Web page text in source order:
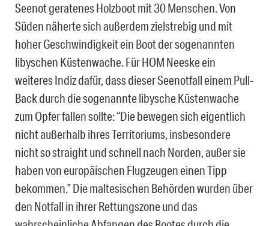
Seenot geratenes Holzboot mit 30 Menschen. Von
Süden näherte sich außerdem zielstrebig und mit
hoher Geschwindigkeit ein Boot der sogenannten
libyschen Küstenwache. Für HOM Neeske ein
weiteres Indiz dafür, dass dieser Seenotfall einem Pull-
Back durch die sogenannte libysche Küstenwache
zum Opfer fallen sollte: “Die bewegen sich eigentlich
nicht außerhalb ihres Territoriums, insbesondere
nicht so straight und schnell nach Norden, außer sie
haben von europäischen Flugzeugen einen Tipp
bekommen.” Die maltesischen Behörden wurden über
den Notfall in ihrer Rettungszone und das